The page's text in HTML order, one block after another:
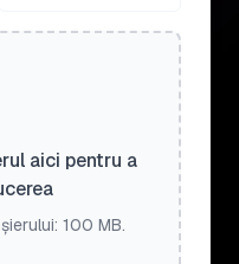
aici pentru a
100 MB.